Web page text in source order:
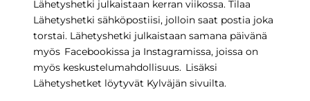
Lähetyshetki julkaistaan kerran viikossa. Tilaa
Lähetyshetki sähköpostiisi, jolloin saat postia joka
torstai. Lähetyshetki julkaistaan samana päivänä
myös Facebookissa ja Instagramissa, joissa on
myös keskustelumahdollisuus. Lisäksi
Lähetyshetket löytyvät Kylväjän sivuilta.